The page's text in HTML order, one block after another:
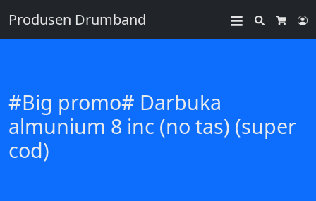
Produsen Drumband
Search
#Big promo# Darbuka
almunium 8 inc (no tas) (super
cod)